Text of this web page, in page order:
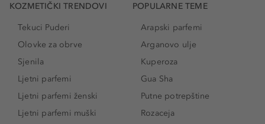
KOZMETIČKI TRENDOVI
Tekuci Puderi
Olovke za obrve
Sjenila
Ljetni parfemi
Ljetni parfemi ženski
Ljetni parfemi muški
POPULARNE TEME
Arapski parfemi
Arganovo ulje
Kuperoza
Gua Sha
Putne potrepštine
Rozaceja